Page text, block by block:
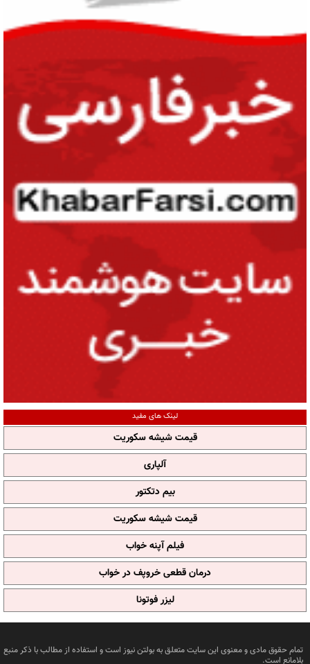
لینک های مفید
قیمت شیشه سکوریت
آلپاری
بیم دتکتور
قیمت شیشه سکوریت
فیلم آپنه خواب
درمان قطعی خروپف در خواب
لیزر فوتونا
تمام حقوق مادی و معنوی این سایت متعلق به بولتن نیوز است و استفاده از مطالب با ذکر منبع
بلامانع است.